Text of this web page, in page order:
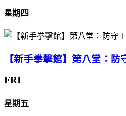
星期四
【新手拳擊館】第八堂：防
FRI
星期五